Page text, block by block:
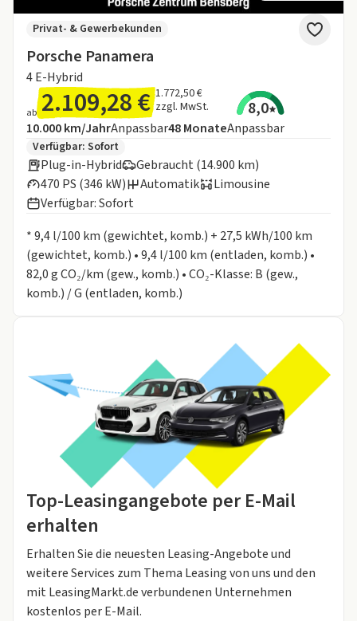
Porsche Panamera
4 E-Hybrid
Privat- & Gewerbekunden
ab 2.109,28 € 1.772,50 €
zzgl. MwSt.
8,0
Angebotsdetails:
Inklusive Laufleistung
10.000 km/JahrAnpassbarLaufzeit
48MonateAnpassbar
Zusätzliche Fahrzeuginformationen:
Verfügbar: Sofort
Plug-in-Hybrid
Gebraucht (14.900 km)
470 PS (346 kW)
Automatik
Limousine
Verfügbar: Sofort
* 9,4 l/100 km (gewichtet, komb.) + 27,5 kWh/100 km
(gewichtet, komb.) • 9,4 l/100 km (entladen, komb.) •
82,0 g CO₂/km (gew., komb.) • CO₂-Klasse: B (gew.,
komb.) / G (entladen, komb.)
Top-Leasingangebote per E-Mail
erhalten
Erhalten Sie die neuesten Leasing-Angebote und
weitere Services zum Thema Leasing von uns und den
mit LeasingMarkt.de verbundenen Unternehmen
kostenlos per E-Mail.